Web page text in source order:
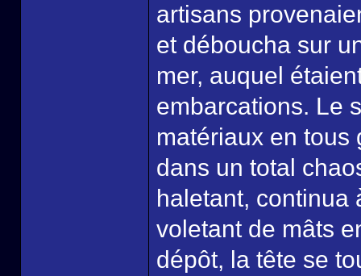
artisans
et déboucha sur
mer, auquel
embarcations. Le
matériaux en tous
dans un total
haletant, continua
voletant de mâts
dépôt, la tête se